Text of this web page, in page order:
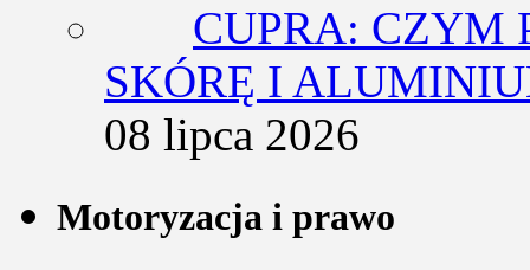
CUPRA: CZYM
SKÓRĘ I
08 lipca 2026
Motoryzacja i prawo